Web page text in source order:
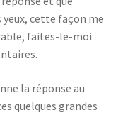
cette façon me
faites-le-moi
la réponse au
quelques grandes